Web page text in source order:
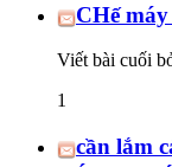
CHế
Viết bài cuối
1
cần lắm